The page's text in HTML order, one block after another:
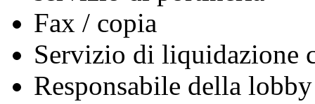
Fax / copia
Servizio di liquidazione
Responsabile della